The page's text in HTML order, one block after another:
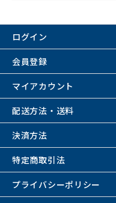
ログイン
会員登録
マイアカウント
配送方法・送料
決済方法
特定商取引法
プライバシーポリシー